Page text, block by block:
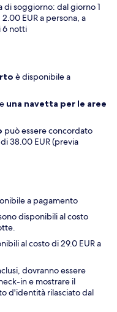
di soggiorno: dal giorno 1
EUR a persona, a
6 notti
è disponibile a
una navetta per le aree
può essere concordato
38.00 EUR (previa
a pagamento
disponibili al costo
al costo di 29.0 EUR a
dovranno essere
in e mostrare il
d'identità rilasciato dal